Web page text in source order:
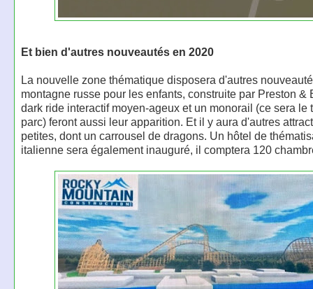
Et bien d'autres nouveautés en 2020
La nouvelle zone thématique disposera d'autres
montagne russe pour les enfants, construite par Preston &
dark ride interactif moyen-ageux et un monorail (ce sera le
parc) feront aussi leur apparition. Et il y aura d'autres
petites, dont un carrousel de dragons. Un hôtel de
italienne sera également inauguré, il comptera 120